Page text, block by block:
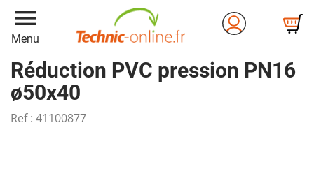
menu
Menu
Réduction PVC pression PN16
ø50x40
Ref : 41100877